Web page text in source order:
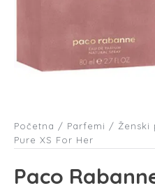
Početna / Parfemi / Ženski
Pure XS For Her
Paco